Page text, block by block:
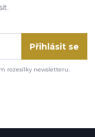
Přihlásit se
rozesílky newsletteru.